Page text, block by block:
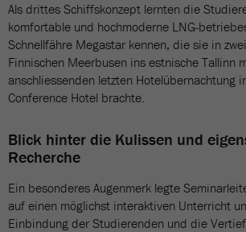
Als drittes Schiffskonzept lernten die
komfortable und hochmoderne LNG-
Schnellfähre Megastar kennen, die sie in
Finnischen Meerbusen ins estnische Tallinn
anschliessenden letzten Hotelübernachtung
Conference Hotel brachte.
Blick hinter die Kulissen und
Recherche
Ein besonderes Augenmerk legte
auf einen möglichst interaktiven Unterricht
Einbindung der Studierenden und die